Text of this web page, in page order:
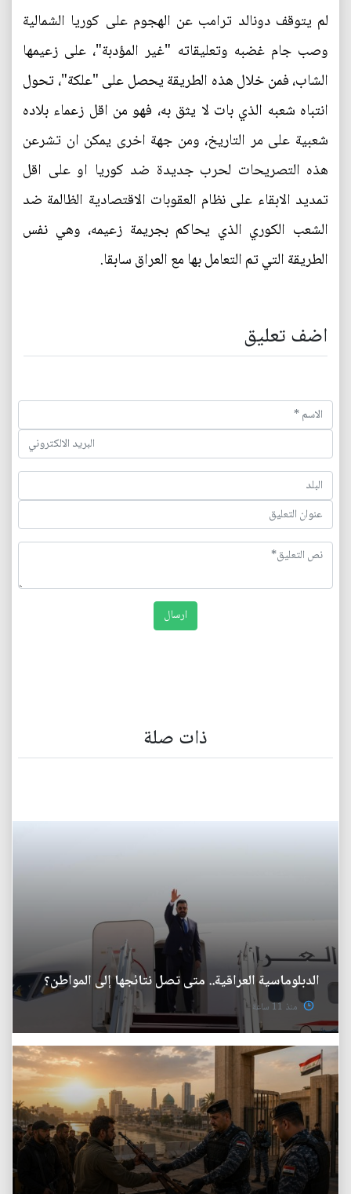
لم يتوقف دونالد ترامب عن الهجوم على كوريا الشمالية
وصب جام غضبه وتعليقاته "غير المؤدبة"، على زعيمها
الشاب، فمن خلال هذه الطريقة يحصل على "علكة"، تحول
انتباه شعبه الذي بات لا يثق به، فهو من اقل زعماء بلاده
شعبية على مر التاريخ، ومن جهة اخرى يمكن ان تشرعن
هذه التصريحات لحرب جديدة ضد كوريا او على اقل
تمديد الابقاء على نظام العقوبات الاقتصادية الظالمة ضد
الشعب الكوري الذي يحاكم بجريمة زعيمه، وهي نفس
الطريقة التي تم التعامل بها مع العراق سابقا.
اضف تعليق
ذات صلة
الدبلوماسية العراقية.. متى تصل نتائجها إلى المواطن؟
منذ 11 ساعة